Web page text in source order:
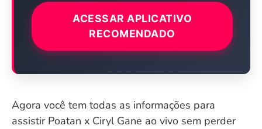
ACESSAR APLICATIVO
RECOMENDADO
Agora você tem todas as informações para
assistir Poatan x Ciryl Gane ao vivo sem perder